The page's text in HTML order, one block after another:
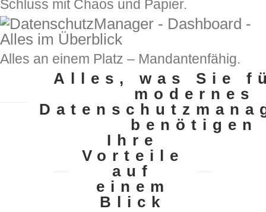
Schluss mit Chaos und Papier.
Alles an einem Platz – Mandantenfähig.
Alles, was Sie
modernes
benötigen
Ihre
Vorteile
auf
einem
Blick